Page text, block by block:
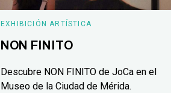
EXHIBICIÓN ARTÍSTICA
NON FINITO
Descubre NON FINITO de JoCa en el
Museo de la Ciudad de Mérida.